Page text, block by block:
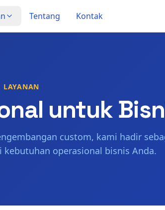
Tentang Kontak
LAYANAN
untuk
custom, kami hadir
operasional bisnis Anda.